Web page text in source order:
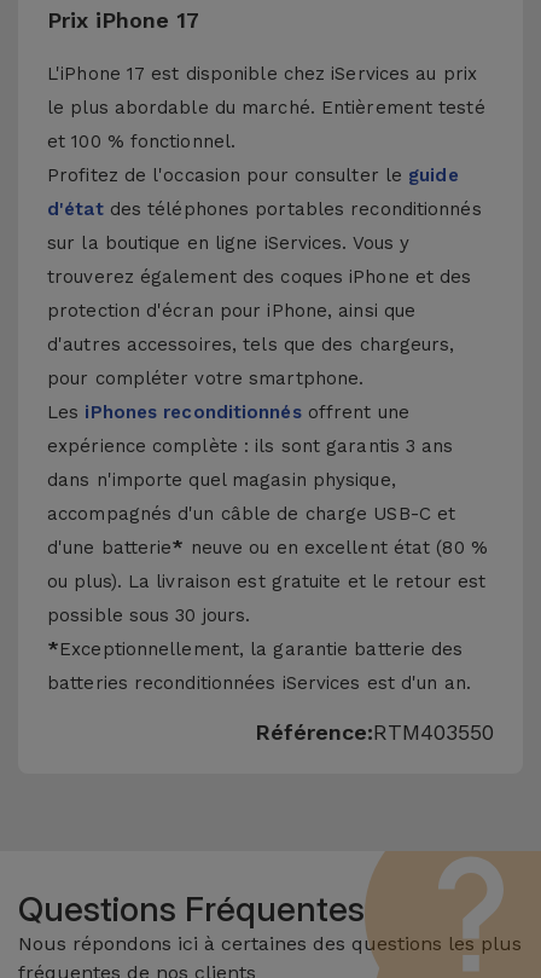
Prix iPhone 17
L'iPhone 17 est disponible chez iServices au prix
le plus abordable du marché. Entièrement testé
et 100 % fonctionnel.
Profitez de l'occasion pour consulter le guide
d'étatdes téléphones portables reconditionnés
sur la boutique en ligne iServices. Vous y
trouverez également des coques iPhone et des
protection d'écran pour iPhone, ainsi que
d'autres accessoires, tels que des chargeurs,
pour compléter votre smartphone.
Les iPhones reconditionnésoffrent une
expérience complète : ils sont garantis 3 ans
dans n'importe quel magasin physique,
accompagnés d'un câble de charge USB-C et
d'une batterie* neuve ou en excellent état (80 %
ou plus). La livraison est gratuite et le retour est
possible sous 30 jours.
*Exceptionnellement, la garantie batterie des
batteries reconditionnées iServices est d'un an.
Référence:RTM403550
Questions Fréquentes
Nous répondons ici à certaines des questions les plus
fréquentes de nos clients